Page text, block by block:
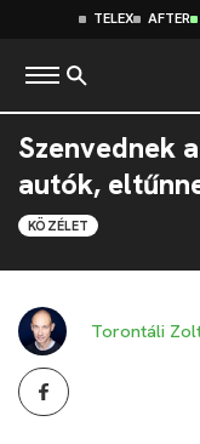
TELEX AFTER
Szenvednek
autók,
KÖZÉLET
Torontáli